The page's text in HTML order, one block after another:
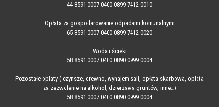
44 8591 0007 0400 0899 7412 0010
Opłata za gospodarowanie odpadami komunalnymi
65 8591 0007 0400 0899 7412 0020
Woda i ścieki
58 8591 0007 0400 0890 0999 0004
Pozostałe opłaty ( czynsze, drewno, wynajem sali, opłata skarbowa, opłata
za zezwolenie na alkohol, dzierżawa gruntów, inne…)
58 8591 0007 0400 0890 0999 0004